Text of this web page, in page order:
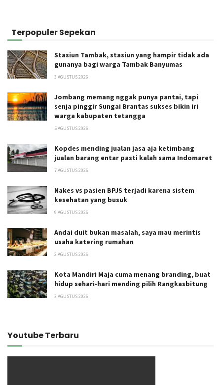
Terpopuler Sepekan
Stasiun Tambak, stasiun yang hampir tidak ada
gunanya bagi warga Tambak Banyumas
3 AGUSTUS 2026
Jombang memang nggak punya pantai, tapi
senja pinggir Sungai Brantas sukses bikin iri
warga kabupaten tetangga
5 AGUSTUS 2026
Kopdes mending jualan jasa aja ketimbang
jualan barang entar pasti kalah sama Indomaret
7 AGUSTUS 2026
Nakes vs pasien BPJS terjadi karena sistem
kesehatan yang busuk
9 AGUSTUS 2026
Andai duit bukan masalah, saya mau merintis
usaha katering rumahan
2 AGUSTUS 2026
Kota Mandiri Maja cuma menang branding, buat
hidup sehari-hari mending pilih Rangkasbitung
3 AGUSTUS 2026
Youtube Terbaru